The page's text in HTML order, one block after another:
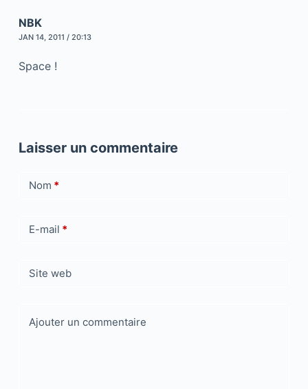
NBK
JAN 14, 2011 / 20:13
Space !
Laisser un commentaire
Nom *
E-mail *
Site web
Ajouter un commentaire